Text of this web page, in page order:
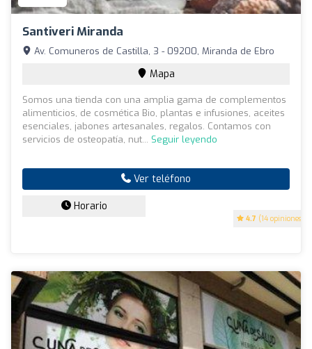
Santiveri Miranda
4.7 (14 opiniones)
Av. Comuneros de Castilla, 3 - 09200, Miranda de Ebro
Mapa
Somos una tienda con una amplia gama de complementos
alimenticios, de cosmética Bio, plantas e infusiones, aceites
esenciales, jabones artesanales, regalos. Contamos con
servicios de osteopatía, nut... Seguir leyendo
Ver teléfono
Horario